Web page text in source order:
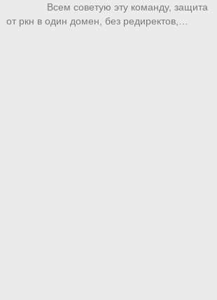
Всем советую эту команду, защита
от ркн в один домен, без редиректов,…